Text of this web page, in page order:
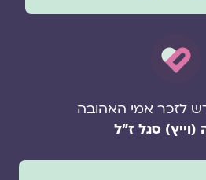
לזכר אמי האהובה
(וייץ) סגל ז"ל